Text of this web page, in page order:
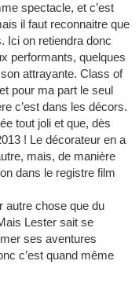
spectacle, et c’est
il faut reconnaitre que
Ici on retiendra donc
performants, quelques
attrayante. Class of
pour ma part le seul
c’est dans les décors.
tout joli et que, dès
! Le décorateur en a
mais, de manière
dans le registre film
autre chose que du
Lester sait se
ses aventures
c’est quand même